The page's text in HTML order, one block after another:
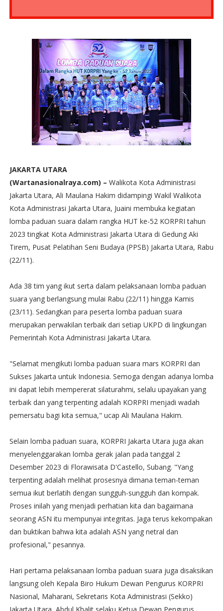
JAKARTA UTARA
(Wartanasionalraya.com) – Walikota Kota Administrasi
Jakarta Utara, Ali Maulana Hakim didampingi Wakil Walikota
Kota Administrasi Jakarta Utara, Juaini membuka kegiatan
lomba paduan suara dalam rangka HUT ke-52 KORPRI tahun
2023 tingkat Kota Administrasi Jakarta Utara di Gedung Aki
Tirem, Pusat Pelatihan Seni Budaya (PPSB) Jakarta Utara, Rabu
(22/11).
Ada 38 tim yang ikut serta dalam pelaksanaan lomba paduan
suara yang berlangsung mulai Rabu (22/11) hingga Kamis
(23/11). Sedangkan para peserta lomba paduan suara
merupakan perwakilan terbaik dari setiap UKPD di lingkungan
Pemerintah Kota Administrasi Jakarta Utara.
"Selamat mengikuti lomba paduan suara mars KORPRI dan
Sukses Jakarta untuk Indonesia. Semoga dengan adanya lomba
ini dapat lebih mempererat silaturahmi, selalu upayakan yang
terbaik dan yang terpenting adalah KORPRI menjadi wadah
pemersatu bagi kita semua," ucap Ali Maulana Hakim.
Selain lomba paduan suara, KORPRI Jakarta Utara juga akan
menyelenggarakan lomba gerak jalan pada tanggal 2
Desember 2023 di Florawisata D'Castello, Subang. "Yang
terpenting adalah melihat prosesnya dimana teman-teman
semua ikut berlatih dengan sungguh-sungguh dan kompak.
Proses inilah yang menjadi perhatian kita dan bagaimana
seorang ASN itu mempunyai integritas. Jaga terus kekompakan
dan buktikan bahwa kita adalah ASN yang netral dan
profesional," pesannya.
Hari pertama pelaksanaan lomba paduan suara juga disaksikan
langsung oleh Kepala Biro Hukum Dewan Pengurus KORPRI
Nasional, Maharani, Sekretaris Kota Administrasi (Sekko)